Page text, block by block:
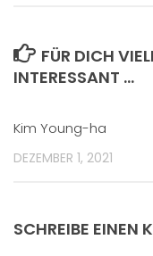
FÜR DICH
INTERESSANT …
Kim Young-ha
DEZEMBER 1, 2021
SCHREIBE EINEN